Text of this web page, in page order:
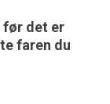
før det er
faren du